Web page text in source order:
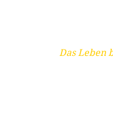
Das Leben